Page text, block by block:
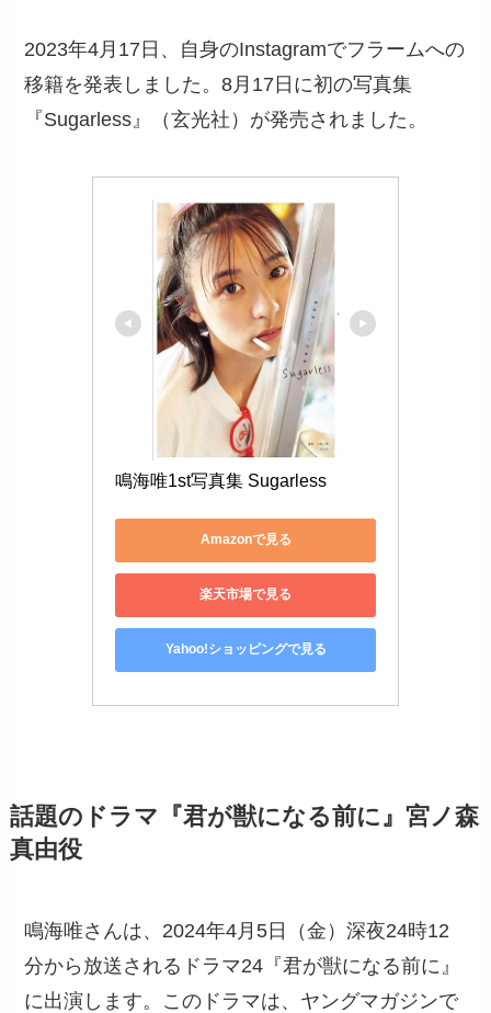
2023年4月17日、自身のInstagramでフラームへの
移籍を発表しました。8月17日に初の写真集
『Sugarless』（玄光社）が発売されました。
鳴海唯1st写真集 Sugarless
Amazonで見る
楽天市場で見る
Yahoo!ショッピングで見る
話題のドラマ『君が獣になる前に』宮ノ森
真由役
鳴海唯さんは、2024年4月5日（金）深夜24時12
分から放送されるドラマ24『君が獣になる前に』
に出演します。このドラマは、ヤングマガジンで